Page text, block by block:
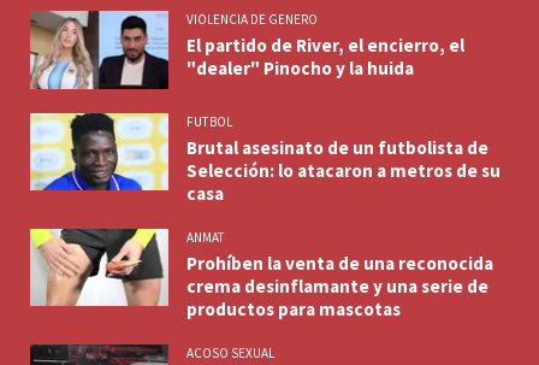
VIOLENCIA DE GENERO
El partido de River, el encierro, el
"dealer" Pinocho y la huida
FUTBOL
Brutal asesinato de un futbolista de
Selección: lo atacaron a metros de su
casa
ANMAT
Prohíben la venta de una reconocida
crema desinflamante y una serie de
productos para mascotas
ACOSO SEXUAL